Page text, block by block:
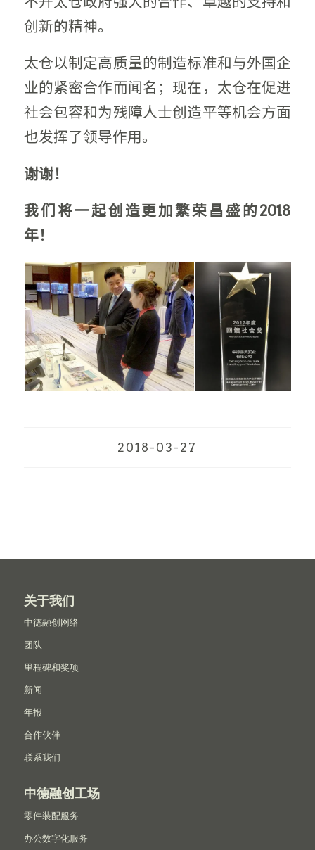
创新的精神。
太仓以制定高质量的制造标准和与外国企
业的紧密合作而闻名；现在，太仓在促进
社会包容和为残障人士创造平等机会方面
也发挥了领导作用。
谢谢！
我们将一起创造更加繁荣昌盛的 2018
年！
2018-03-27
关于我们
中德融创网络
团队
里程碑和奖项
新闻
年报
合作伙伴
联系我们
中德融创工场
零件装配服务
办公数字化服务